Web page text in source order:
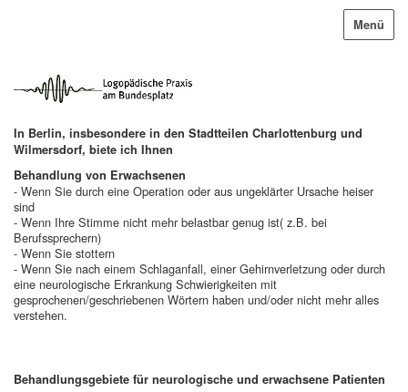
Menü
In Berlin, insbesondere in den Stadtteilen Charlottenburg und
Wilmersdorf, biete ich Ihnen
Behandlung von Erwachsenen
- Wenn Sie durch eine Operation oder aus ungeklärter Ursache heiser
sind
- Wenn Ihre Stimme nicht mehr belastbar genug ist( z.B. bei
Berufssprechern)
- Wenn Sie stottern
- Wenn Sie nach einem Schlaganfall, einer Gehirnverletzung oder durch
eine neurologische Erkrankung Schwierigkeiten mit
gesprochenen/geschriebenen Wörtern haben und/oder nicht mehr alles
verstehen.
Behandlungsgebiete für neurologische und erwachsene Patienten